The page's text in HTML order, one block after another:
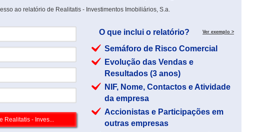
ao relatório de Realitatis - Investimentos Imobiliários, S.a.
O que inclui o relatório? Ver exemplo >
Semáforo de Risco Comercial
Evolução das Vendas e
Resultados (3 anos)
NIF, Nome, Contactos e Atividade
da empresa
Accionistas e Participações em
outras empresas